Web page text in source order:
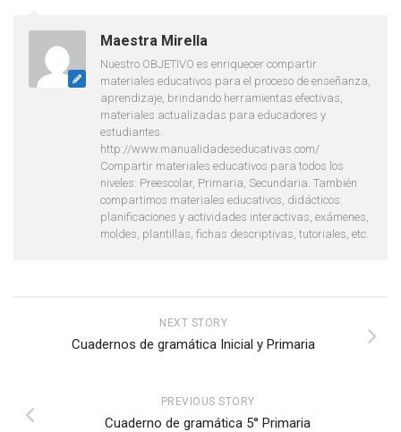
Maestra Mirella
Nuestro OBJETIVO es enriquecer compartir
materiales educativos para el proceso de enseñanza,
aprendizaje, brindando herramientas efectivas,
materiales actualizadas para educadores y
estudiantes.
http://www.manualidadeseducativas.com/
Compartir materiales educativos para todos los
niveles: Preescolar, Primaria, Secundaria. También
compartimos materiales educativos, didácticos:
planificaciones y actividades interactivas, exámenes,
moldes, plantillas, fichas descriptivas, tutoriales, etc.
NEXT STORY
Cuadernos de gramática Inicial y Primaria
PREVIOUS STORY
Cuaderno de gramática 5° Primaria